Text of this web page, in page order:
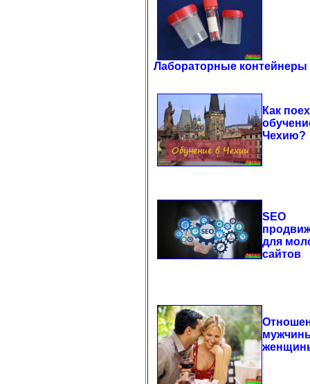
Лабораторные контейнеры
Как
Чехию?
SEO
для
сайтов